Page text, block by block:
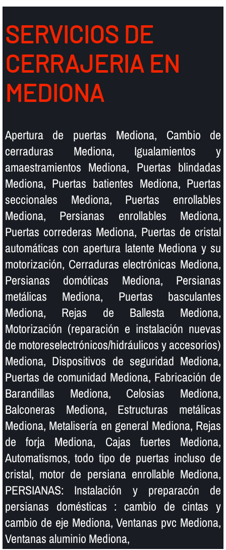
SERVICIOS DE
CERRAJERIA EN
MEDIONA
Apertura de puertas Mediona, Cambio de
cerraduras Mediona, Igualamientos y
amaestramientos Mediona, Puertas blindadas
Mediona, Puertas batientes Mediona, Puertas
seccionales Mediona, Puertas enrollables
Mediona, Persianas enrollables Mediona,
Puertas correderas Mediona, Puertas de cristal
automáticas con apertura latente Mediona y su
motorización, Cerraduras electrónicas Mediona,
Persianas domóticas Mediona, Persianas
metálicas Mediona, Puertas basculantes
Mediona, Rejas de Ballesta Mediona,
Motorización (reparación e instalación nuevas
de motoreselectrónicos/hidráulicos y accesorios)
Mediona, Dispositivos de seguridad Mediona,
Puertas de comunidad Mediona, Fabricación de
Barandillas Mediona, Celosias Mediona,
Balconeras Mediona, Estructuras metálicas
Mediona, Metaliserí­a en general Mediona, Rejas
de forja Mediona, Cajas fuertes Mediona,
Automatismos, todo tipo de puertas incluso de
cristal, motor de persiana enrollable Mediona,
PERSIANAS: Instalación y preparacón de
persianas domésticas : cambio de cintas y
cambio de eje Mediona, Ventanas pvc Mediona,
Ventanas aluminio Mediona,